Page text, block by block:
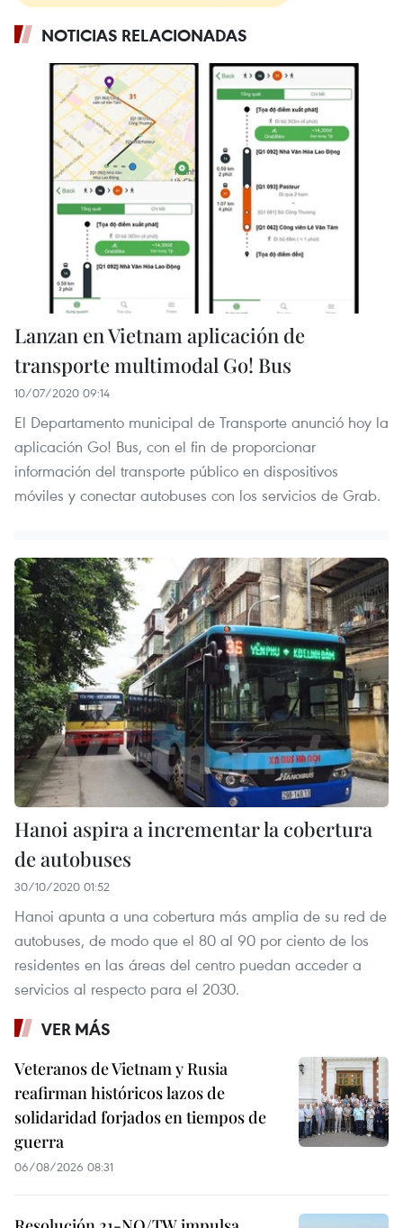
NOTICIAS RELACIONADAS
Lanzan en Vietnam aplicación de
transporte multimodal Go! Bus
10/07/2020 09:14
El Departamento municipal de Transporte anunció hoy la
aplicación Go! Bus, con el fin de proporcionar
información del transporte público en dispositivos
móviles y conectar autobuses con los servicios de Grab.
Hanoi aspira a incrementar la cobertura
de autobuses
30/10/2020 01:52
Hanoi apunta a una cobertura más amplia de su red de
autobuses, de modo que el 80 al 90 por ciento de los
residentes en las áreas del centro puedan acceder a
servicios al respecto para el 2030.
VER MÁS
Veteranos de Vietnam y Rusia
reafirman históricos lazos de
solidaridad forjados en tiempos de
guerra
06/08/2026 08:31